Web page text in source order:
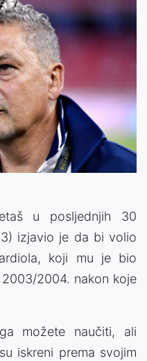
u posljednjih 30
izjavio je da bi volio
koji mu je bio
2004. nakon koje
možete naučiti, ali
iskreni prema svojim